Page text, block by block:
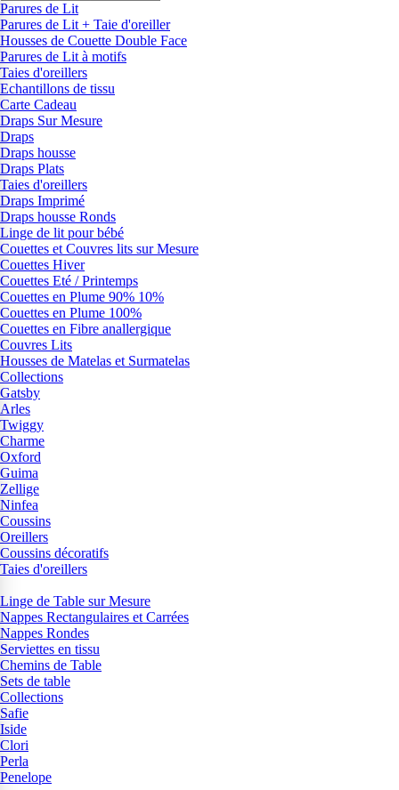
Parures de Lit
Parures de Lit + Taie d'oreiller
Housses de Couette Double Face
Parures de Lit à motifs
Taies d'oreillers
Echantillons de tissu
Carte Cadeau
Draps Sur Mesure
Draps
Draps housse
Draps Plats
Taies d'oreillers
Draps Imprimé
Draps housse Ronds
Linge de lit pour bébé
Couettes et Couvres lits sur Mesure
Couettes Hiver
Couettes Eté / Printemps
Couettes en Plume 90% 10%
Couettes en Plume 100%
Couettes en Fibre anallergique
Couvres Lits
Housses de Matelas et Surmatelas
Collections
Gatsby
Arles
Twiggy
Charme
Oxford
Guima
Zellige
Ninfea
Coussins
Oreillers
Coussins décoratifs
Taies d'oreillers
Linge de Table sur Mesure
Nappes Rectangulaires et Carrées
Nappes Rondes
Serviettes en tissu
Chemins de Table
Sets de table
Collections
Safie
Iside
Clori
Perla
Penelope